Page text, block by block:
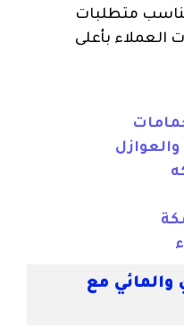
تناسب متطلبات
العملاء بأعلى
والمائي مع